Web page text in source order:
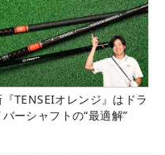
『TENSEIオレンジ』はドラ
バーシャフトの“最適解”